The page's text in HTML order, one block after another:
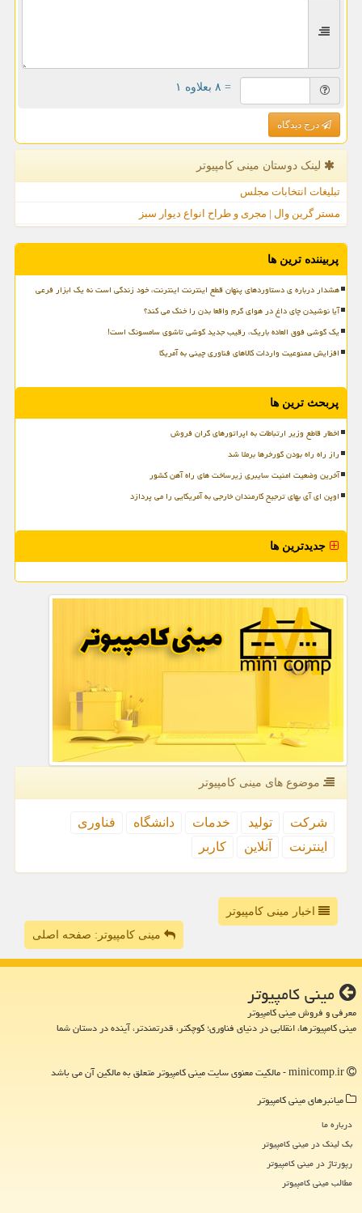
= ۸ بعلاوه ۱
درج دیدگاه
لینک دوستان مینی كامپیوتر
تبلیغات انتخابات مجلس
مستر گرین وال | مجری و طراح انواع دیوار سبز
پربیننده ترین ها
هشدار درباره ی دستاوردهای پنهان قطع اینترنت اینترنت، خود زندگی است نه یک ابزار فرعی
آیا نوشیدن چای داغ در هوای گرم واقعا بدن را خنک می کند؟
یک گوشی فوق العاده باریک، رقیب جدید گوشی تاشوی سامسونگ است!
افزایش ممنوعیت واردات کالاهای فناوری چینی به آمریکا
پربحث ترین ها
اخطار قاطع وزیر ارتباطات به اپراتورهای گران فروش
راز راه راه بودن گورخرها برملا شد
آخرین وضعیت امنیت سایبری زیرساخت های راه آهن کشور
اوپن ای آی بهای ترجیح کارمندان خارجی به آمریکایی را می پردازد
جدیدترین ها
موضوع های مینی كامپیوتر
شركت تولید خدمات دانشگاه
فناوری
اینترنت
آنلاین كاربر
اخبار مینی کامپیوتر
مینی کامپیوتر: صفحه اصلی
مینی كامپیوتر
معرفی و فروش مینی کامپیوتر
مینی کامپیوترها، انقلابی در دنیای فناوری؛ کوچکتر، قدرتمندتر، آینده در دستان شما
میانبرهای مینی كامپیوتر
درباره ما
بک لینک در مینی كامپیوتر
رپورتاژ در مینی كامپیوتر
مطالب مینی كامپیوتر